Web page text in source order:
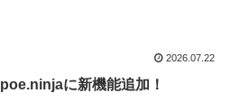
2026.07.22
poe.ninjaに新機能追加！